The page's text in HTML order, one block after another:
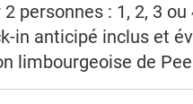
2 personnes : 1, 2, 3
in anticipé inclus et
limbourgeoise de